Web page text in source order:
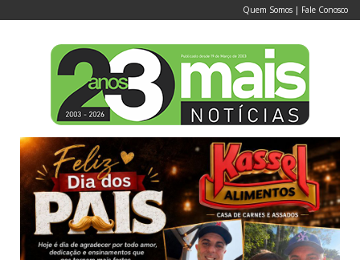
Quem Somos | Fale Conosco